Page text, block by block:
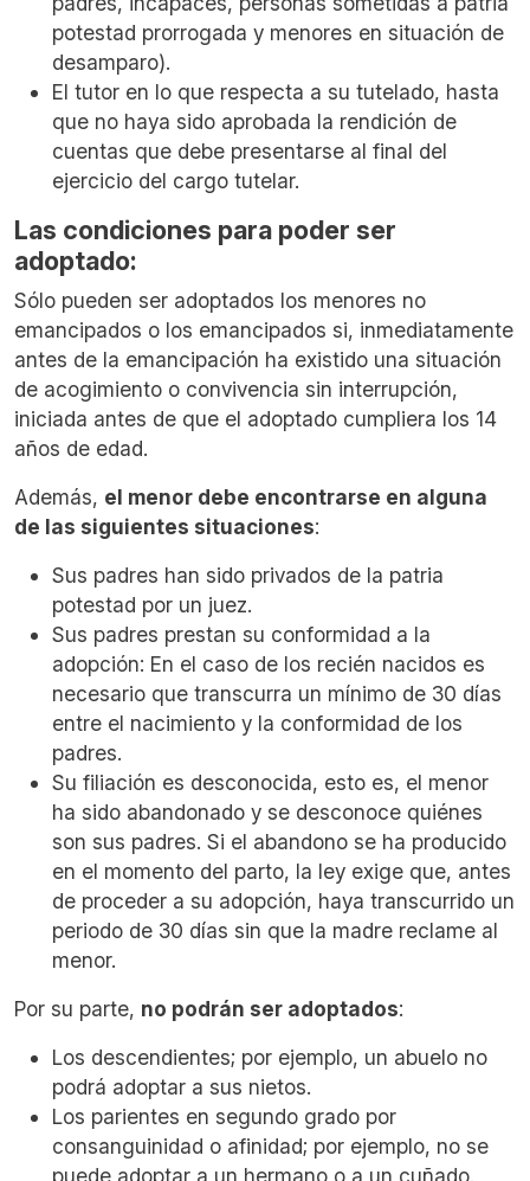
potestad prorrogada y menores en situación de
desamparo).
El tutor en lo que respecta a su tutelado, hasta
que no haya sido aprobada la rendición de
cuentas que debe presentarse al final del
ejercicio del cargo tutelar.
Las condiciones para poder ser
adoptado:
Sólo pueden ser adoptados los menores no
emancipados o los emancipados si, inmediatamente
antes de la emancipación ha existido una situación
de acogimiento o convivencia sin interrupción,
iniciada antes de que el adoptado cumpliera los 14
años de edad.
Además, el menor debe encontrarse en alguna
de las siguientes situaciones:
Sus padres han sido privados de la patria
potestad por un juez.
Sus padres prestan su conformidad a la
adopción: En el caso de los recién nacidos es
necesario que transcurra un mínimo de 30 días
entre el nacimiento y la conformidad de los
padres.
Su filiación es desconocida, esto es, el menor
ha sido abandonado y se desconoce quiénes
son sus padres. Si el abandono se ha producido
en el momento del parto, la ley exige que, antes
de proceder a su adopción, haya transcurrido un
periodo de 30 días sin que la madre reclame al
menor.
Por su parte, no podrán ser adoptados:
Los descendientes; por ejemplo, un abuelo no
podrá adoptar a sus nietos.
Los parientes en segundo grado por
consanguinidad o afinidad; por ejemplo, no se
puede adoptar a un hermano o a un cuñado.